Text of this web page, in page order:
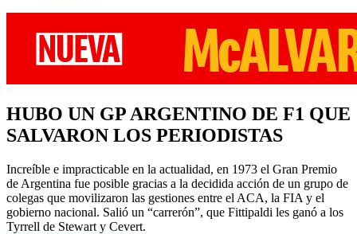
HUBO UN GP ARGENTINO DE F1 QUE
SALVARON LOS PERIODISTAS
Increíble e impracticable en la actualidad, en 1973 el Gran Premio
de Argentina fue posible gracias a la decidida acción de un grupo de
colegas que movilizaron las gestiones entre el ACA, la FIA y el
gobierno nacional. Salió un “carrerón”, que Fittipaldi les ganó a los
Tyrrell de Stewart y Cevert.